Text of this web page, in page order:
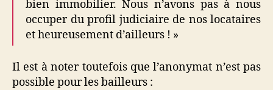
bien immobilier. Nous n’avons pas à nous
occuper du profil judiciaire de nos locataires
et heureusement d’ailleurs ! »
Il est à noter toutefois que l’anonymat n’est pas
possible pour les bailleurs :